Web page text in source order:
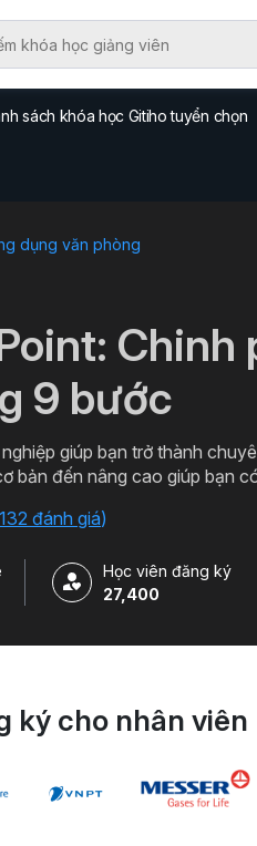
sách khóa học Gitiho tuyển chọn
dụng văn phòng
Chinh
9 bước
giúp bạn trở thành
bản đến nâng cao giúp bạn
132 đánh giá)
Học viên đăng ký
27,400
ký cho nhân viên